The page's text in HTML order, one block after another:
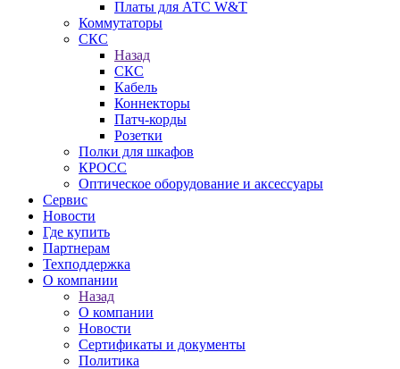
Платы для АТС W&T
Коммутаторы
СКС
Назад
СКС
Кабель
Коннекторы
Патч-корды
Розетки
Полки для шкафов
КРОСС
Оптическое оборудование и аксессуары
Сервис
Новости
Где купить
Партнерам
Техподдержка
О компании
Назад
О компании
Новости
Сертификаты и документы
Политика